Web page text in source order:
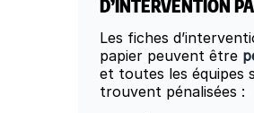
D’INTERVENTION
Les fiches
papier peuvent être
et toutes les équipes
trouvent pénalisées :